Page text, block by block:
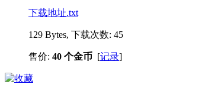
下载地址.txt
129 Bytes, 下载次数: 45
售价: 40 个金币 [记录]